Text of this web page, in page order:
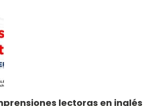
lectoras en inglés